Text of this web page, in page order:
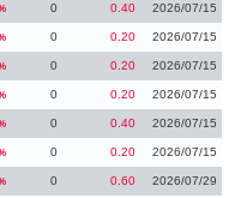
0 0.40 2026/07/15
0 0.20 2026/07/15
0 0.20 2026/07/15
0 0.20 2026/07/15
0 0.40 2026/07/15
0 0.20 2026/07/15
0 0.60 2026/07/29